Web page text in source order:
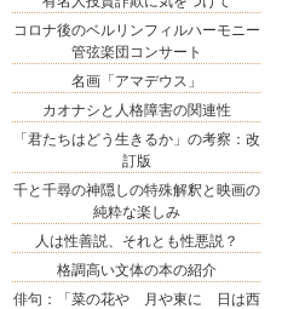
コロナ後のベルリンフィルハーモニー
管弦楽団コンサート
名画「アマデウス」
カオナシと人格障害の関連性
「君たちはどう生きるか」の考察：改
訂版
千と千尋の神隠しの特殊解釈と映画の
純粋な楽しみ
人は性善説、それとも性悪説？
格調高い文体の本の紹介
俳句：「菜の花や 月や東に 日は西